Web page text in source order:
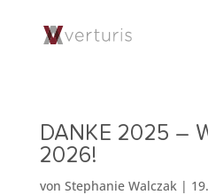
DANKE 2025 –
2026!
von Stephanie Walczak|